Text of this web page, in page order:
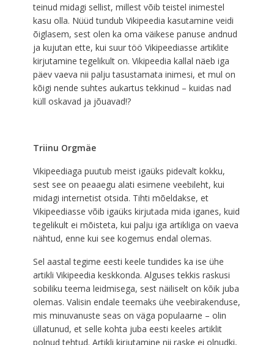
teinud midagi sellist, millest võib teistel inimestel
kasu olla. Nüüd tundub Vikipeedia kasutamine veidi
õiglasem, sest olen ka oma väikese panuse andnud
ja kujutan ette, kui suur töö Vikipeediasse artiklite
kirjutamine tegelikult on. Vikipeedia kallal näeb iga
päev vaeva nii palju tasustamata inimesi, et mul on
kõigi nende suhtes aukartus tekkinud – kuidas nad
küll oskavad ja jõuavad!?
Triinu Orgmäe
Vikipeediaga puutub meist igaüks pidevalt kokku,
sest see on peaaegu alati esimene veebileht, kui
midagi internetist otsida. Tihti mõeldakse, et
Vikipeediasse võib igaüks kirjutada mida iganes, kuid
tegelikult ei mõisteta, kui palju iga artikliga on vaeva
nähtud, enne kui see kogemus endal olemas.
Sel aastal tegime eesti keele tundides ka ise ühe
artikli Vikipeedia keskkonda. Alguses tekkis raskusi
sobiliku teema leidmisega, sest näiliselt on kõik juba
olemas. Valisin endale teemaks ühe veebirakenduse,
mis minuvanuste seas on väga populaarne – olin
üllatunud, et selle kohta juba eesti keeles artiklit
polnud tehtud. Artikli kirjutamine nii raske ei olnudki,